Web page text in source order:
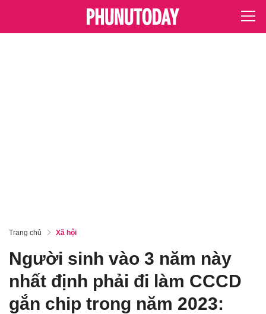
Trang chủ Xã hội
Người sinh vào 3 năm này
nhất định phải đi làm CCCD
gắn chip trong năm 2023: